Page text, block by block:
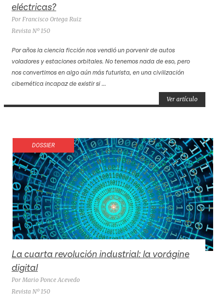
eléctricas?
Por Francisco Ortega Ruiz
Revista Nº 150
Por años la ciencia ficción nos vendió un porvenir de autos
voladores y estaciones orbitales. No tenemos nada de eso, pero
nos convertimos en algo aún más futurista, en una civilización
cibernética incapaz de existir si ...
Ver artículo
DOSSIER
La cuarta revolución industrial: la vorágine
digital
Por Mario Ponce Acevedo
Revista Nº 150